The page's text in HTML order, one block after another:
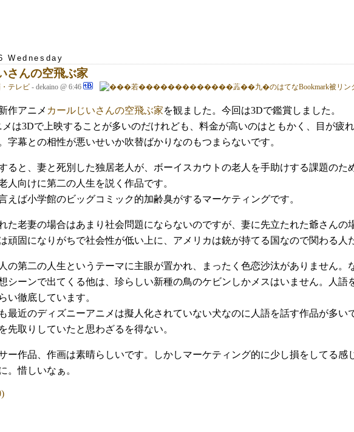
Wednesday
さんの空飛ぶ家
テレビ - dekaino @ 6:46
作アニメ カールじいさんの空飛ぶ家を観ました。今回は3Dで鑑賞しました。
メは3Dで上映することが多いのだけれども、料金が高いのはともかく、目が疲
字幕との相性が悪いせいか吹替ばかりなのもつまらないです。
ると、妻と死別した独居老人が、ボーイスカウトの老人を手助けする課題の
人向けに第二の人生を説く作品です。
えば小学館のビッグコミック的加齢臭がするマーケティングです。
た老妻の場合はあまり社会問題にならないのですが、妻に先立たれた爺さん
頑固になりがちで社会性が低い上に、アメリカは銃が持てる国なので関わる人
の第二の人生というテーマに主眼が置かれ、まったく色恋沙汰がありません
シーンで出てくる他は、珍らしい新種の鳥のケビンしかメスはいません。人
い徹底しています。
最近のディズニーアニメは擬人化されていない犬なのに人語を話す作品が多い
先取りしていたと思わざるを得ない。
ー作品、作画は素晴らしいです。しかしマーケティング的に少し損をしてる
。惜しいなぁ。